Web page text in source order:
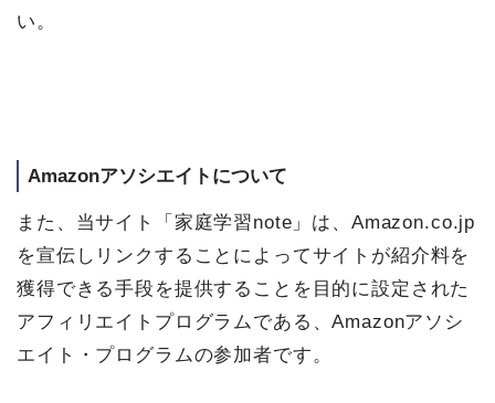
い。
Amazonアソシエイトについて
また、当サイト「家庭学習note」は、Amazon.co.jp
を宣伝しリンクすることによってサイトが紹介料を
獲得できる手段を提供することを目的に設定された
アフィリエイトプログラムである、Amazonアソシ
エイト・プログラムの参加者です。